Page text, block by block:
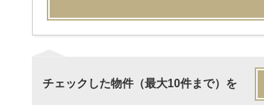
チェックした物件（最大10件まで）を